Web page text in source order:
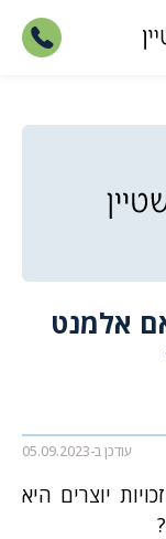
אלמנט
עודכן ב-05.09.2023
יוצרים היא